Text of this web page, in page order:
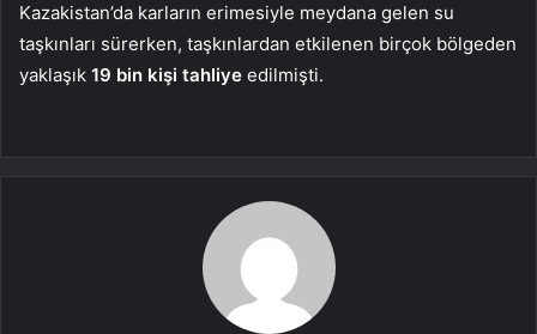
Kazakistan’da karların erimesiyle meydana gelen su
taşkınları sürerken, taşkınlardan etkilenen birçok bölgeden
yaklaşık 19 bin kişi tahliye edilmişti.